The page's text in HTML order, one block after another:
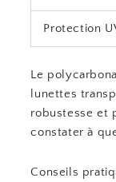
Protection
Le
lunettes
robustesse et
constater à
Conseils